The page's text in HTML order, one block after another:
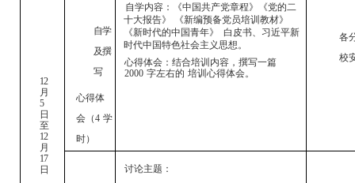
12
月
5
日
至
12
月
17
日
自学
及撰
写
心得体
会（4 学
时）
自学内容：
《中国共产党章程》《党的二
十大报告》
《新编预备党员培训教材》
《新时代的中国青年》
白皮书、习近平新
时代中国特色社会主义思想。
心得体会： 结合培训内容，撰写一篇
2000 字左右的 培训心得体会。
各
校
讨论主题：